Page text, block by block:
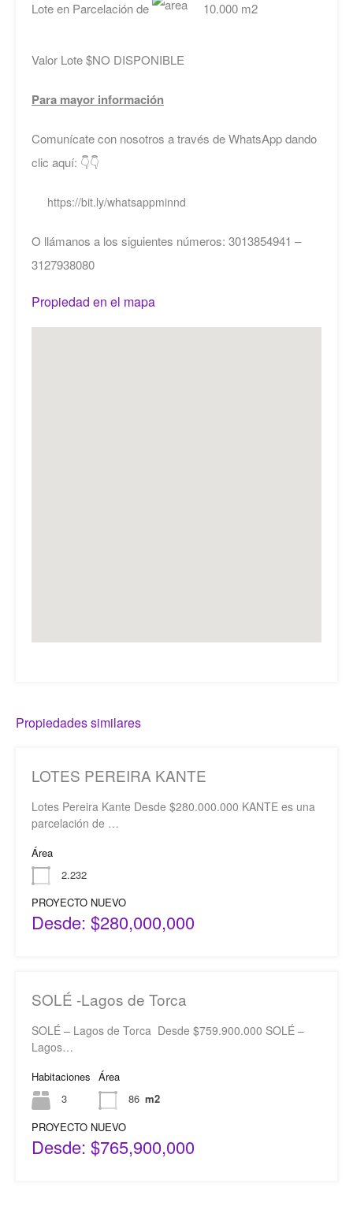
Lote en Parcelación de 10.000 m2
Valor Lote $NO DISPONIBLE
Para mayor información
Comunícate con nosotros a través de WhatsApp dando
clic aquí: 👇👇
https://bit.ly/whatsappminnd
O llámanos a los siguientes números: 3013854941 –
3127938080
Propiedad en el mapa
Propiedades similares
LOTES PEREIRA KANTE
Lotes Pereira Kante Desde $280.000.000 KANTE es una
parcelación de …
Área
2.232
PROYECTO NUEVO
Desde: $280,000,000
SOLÉ -Lagos de Torca
SOLÉ – Lagos de Torca Desde $759.900.000 SOLÉ –
Lagos…
Habitaciones
3
Área
86 m2
PROYECTO NUEVO
Desde: $765,900,000